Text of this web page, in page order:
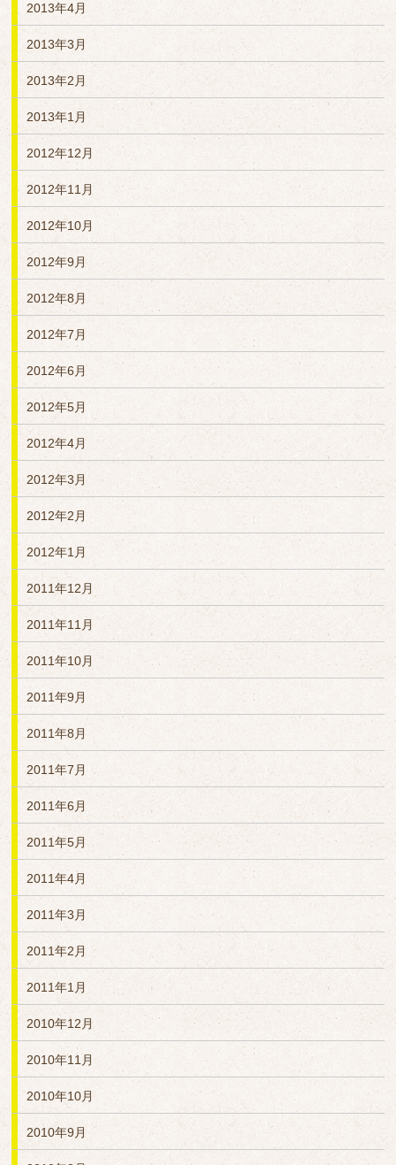
2013年4月
2013年3月
2013年2月
2013年1月
2012年12月
2012年11月
2012年10月
2012年9月
2012年8月
2012年7月
2012年6月
2012年5月
2012年4月
2012年3月
2012年2月
2012年1月
2011年12月
2011年11月
2011年10月
2011年9月
2011年8月
2011年7月
2011年6月
2011年5月
2011年4月
2011年3月
2011年2月
2011年1月
2010年12月
2010年11月
2010年10月
2010年9月